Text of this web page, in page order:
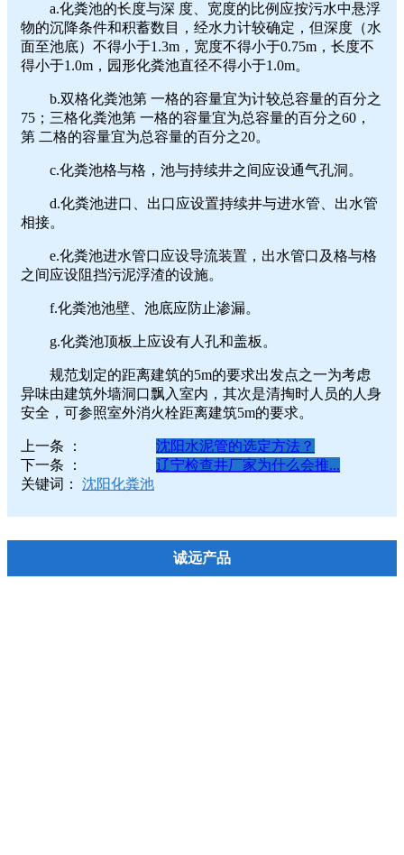
a.化粪池的长度与深 度、宽度的比例应按污水中悬浮
物的沉降条件和积蓄数目，经水力计较确定，但深度（水
面至池底）不得小于1.3m，宽度不得小于0.75m，长度不
得小于1.0m，园形化粪池直径不得小于1.0m。
b.双格化粪池第 一格的容量宜为计较总容量的百分之
75；三格化粪池第 一格的容量宜为总容量的百分之60，
第 二格的容量宜为总容量的百分之20。
c.化粪池格与格，池与持续井之间应设通气孔洞。
d.化粪池进口、出口应设置持续井与进水管、出水管
相接。
e.化粪池进水管口应设导流装置，出水管口及格与格
之间应设阻挡污泥浮渣的设施。
f.化粪池池壁、池底应防止渗漏。
g.化粪池顶板上应设有人孔和盖板。
规范划定的距离建筑的5m的要求出发点之一为考虑
异味由建筑外墙洞口飘入室内，其次是清掏时人员的人身
安全，可参照室外消火栓距离建筑5m的要求。
上一条 ：
沈阳水泥管的选定方法？
下一条 ：
辽宁检查井厂家为什么会推...
关键词： 沈阳化粪池
诚远产品